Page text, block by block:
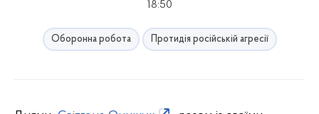
18:50
Оборонна робота Протидія російській агресії